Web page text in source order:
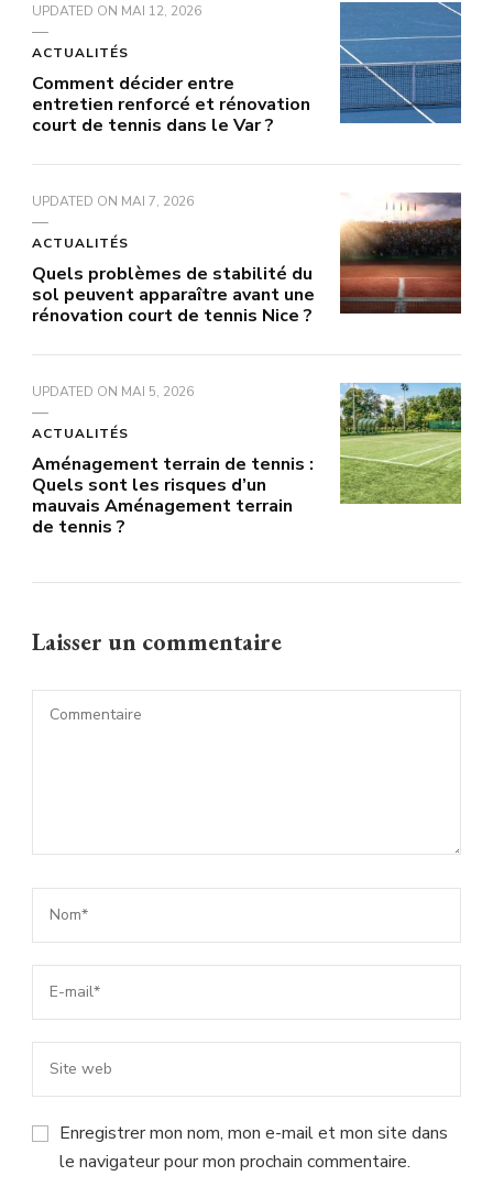
UPDATED ON MAI 12, 2026
ACTUALITÉS
Comment décider entre
entretien renforcé et rénovation
court de tennis dans le Var ?
UPDATED ON MAI 7, 2026
ACTUALITÉS
Quels problèmes de stabilité du
sol peuvent apparaître avant une
rénovation court de tennis Nice ?
UPDATED ON MAI 5, 2026
ACTUALITÉS
Aménagement terrain de tennis :
Quels sont les risques d’un
mauvais Aménagement terrain
de tennis ?
Laisser un commentaire
Enregistrer mon nom, mon e-mail et mon site dans
le navigateur pour mon prochain commentaire.